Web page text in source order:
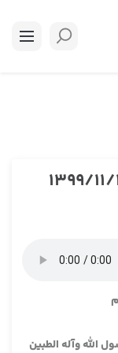
الله وآله الطبين